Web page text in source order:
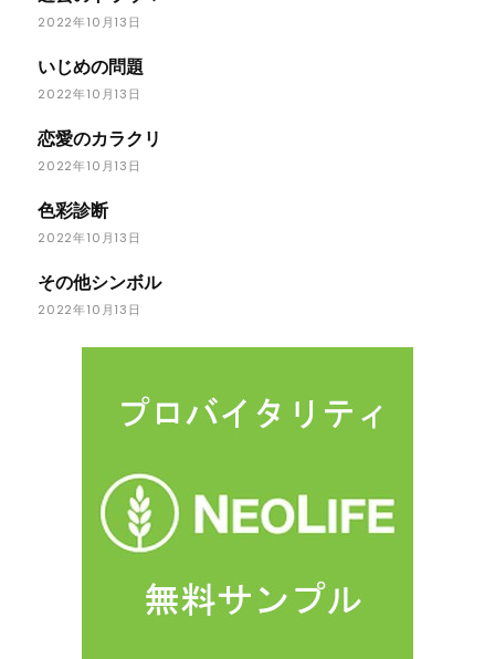
2022年10月13日
いじめの問題
2022年10月13日
恋愛のカラクリ
2022年10月13日
色彩診断
2022年10月13日
その他シンボル
2022年10月13日